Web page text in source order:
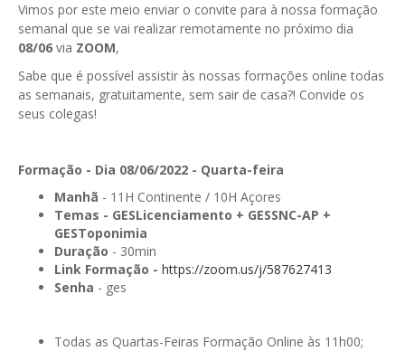
GESContPública
GESElevador
GESEstatística
GESFeira
Eliminar Conta
Isenção de IVA
Submeter SAFT
Vimos por este meio enviar o convite para à nossa formação
semanal que se vai realizar remotamente no próximo dia
08/06 via ZOOM,
Sabe que é possível assistir às nossas formações online todas
as semanais, gratuitamente, sem sair de casa?! Convide os
seus colegas!
Formação - Dia 08/06/2022 - Quarta-feira
Manhã - 11H Continente / 10H Açores
Temas - GESLicenciamento + GESSNC-AP +
GESToponimia
Duração - 30min
Link Formação - https://zoom.us/j/587627413
Senha - ges
Todas as Quartas-Feiras Formação Online às 11h00;